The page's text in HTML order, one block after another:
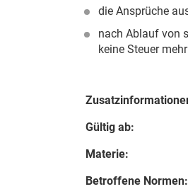
die Ansprüche
nach Ablauf von
keine Steuer
Gültig ab:
Materie:
Betroffene Normen: